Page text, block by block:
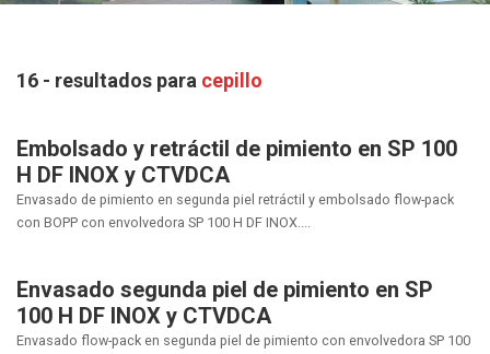
16 - resultados para cepillo
Embolsado y retráctil de pimiento en SP 100
H DF INOX y CTVDCA
Envasado de pimiento en segunda piel retráctil y embolsado flow-pack
con BOPP con envolvedora SP 100 H DF INOX....
Envasado segunda piel de pimiento en SP
100 H DF INOX y CTVDCA
Envasado flow-pack en segunda piel de pimiento con envolvedora SP 100